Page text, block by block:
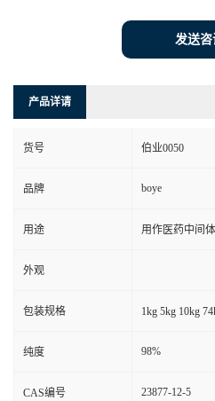
发送
产品详请
货号 伯业0050
品牌 boye
用途 用作医药中间体
外观
包装规格 1kg 5kg 10kg
纯度 98%
CAS编号 23877-12-5